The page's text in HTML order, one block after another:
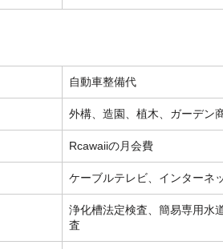
自動車整備代
外構、造園、植木、ガーデン
Rcawaiiの月会費
ケーブルテレビ、インターネ
浄化槽法定検査、簡易専用水
査